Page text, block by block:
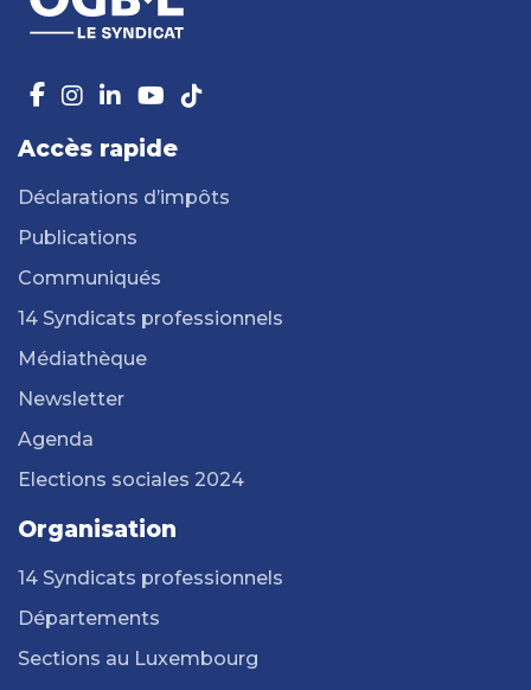
Accès rapide
Déclarations d’impôts
Publications
Communiqués
14 Syndicats professionnels
Médiathèque
Newsletter
Agenda
Elections sociales 2024
Organisation
14 Syndicats professionnels
Départements
Sections au Luxembourg